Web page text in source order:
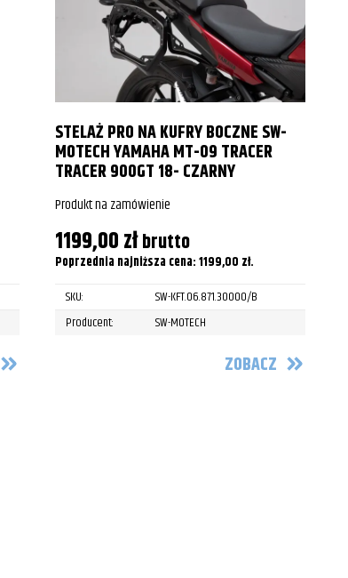
STELAŻ PRO NA KUFRY BOCZNE SW-
MOTECH YAMAHA MT-09 TRACER
TRACER 900GT 18- CZARNY
Produkt na zamówienie
1199,00złbrutto
Poprzednia najniższa cena:1199,00 zł.
SKU:
SW-KFT.06.871.30000/B
Producent:
SW-MOTECH
ZOBACZ